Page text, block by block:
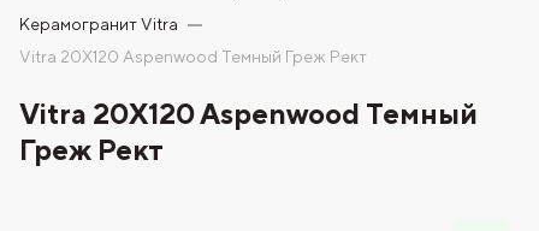
Керамогранит Vitra
Vitra 20X120 Aspenwood Темный Греж Рект
Vitra 20X120 Aspenwood Темный
Греж Рект